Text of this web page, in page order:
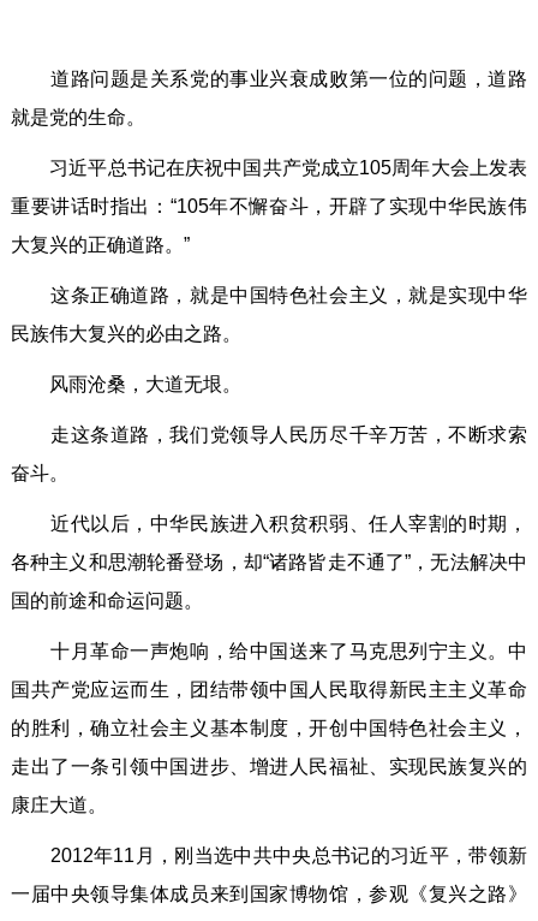
道路问题是关系党的事业兴衰成败第一位的问题，道路
就是党的生命。
习近平总书记在庆祝中国共产党成立105周年大会上发表
重要讲话时指出：“105年不懈奋斗，开辟了实现中华民族伟
大复兴的正确道路。”
这条正确道路，就是中国特色社会主义，就是实现中华
民族伟大复兴的必由之路。
风雨沧桑，大道无垠。
走这条道路，我们党领导人民历尽千辛万苦，不断求索
奋斗。
近代以后，中华民族进入积贫积弱、任人宰割的时期，
各种主义和思潮轮番登场，却“诸路皆走不通了”，无法解决中
国的前途和命运问题。
十月革命一声炮响，给中国送来了马克思列宁主义。中
国共产党应运而生，团结带领中国人民取得新民主主义革命
的胜利，确立社会主义基本制度，开创中国特色社会主义，
走出了一条引领中国进步、增进人民福祉、实现民族复兴的
康庄大道。
2012年11月，刚当选中共中央总书记的习近平，带领新
一届中央领导集体成员来到国家博物馆，参观《复兴之路》